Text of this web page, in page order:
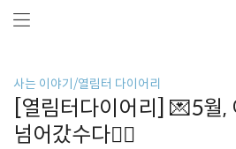
사는 이야기/열림터 다이어리
[열림터다이어리] 💌5월,
넘어갔수다🤸‍♂️